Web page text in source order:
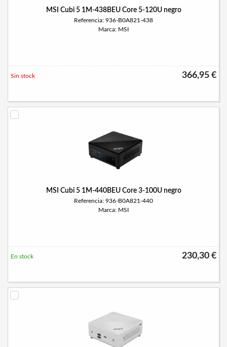
MSI Cubi 5 1M-438BEU Core 5-120U negro
Referencia: 936-B0A821-438
Marca: MSI
366,95 €
Sin stock
MSI Cubi 5 1M-440BEU Core 3-100U negro
Referencia: 936-B0A821-440
Marca: MSI
230,30 €
En stock